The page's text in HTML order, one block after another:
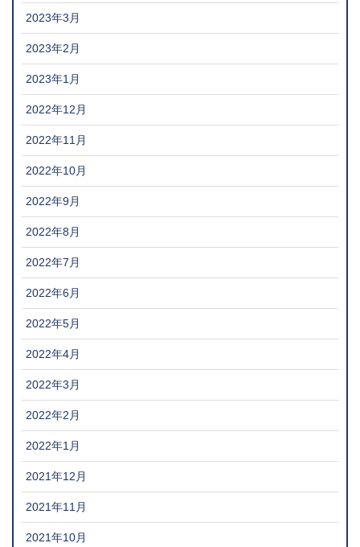
2023年3月
2023年2月
2023年1月
2022年12月
2022年11月
2022年10月
2022年9月
2022年8月
2022年7月
2022年6月
2022年5月
2022年4月
2022年3月
2022年2月
2022年1月
2021年12月
2021年11月
2021年10月